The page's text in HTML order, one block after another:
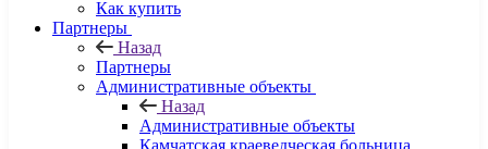
Как купить
Партнеры
Назад
Партнеры
Административные объекты
Назад
Административные объекты
Камчатская краеведческая больница